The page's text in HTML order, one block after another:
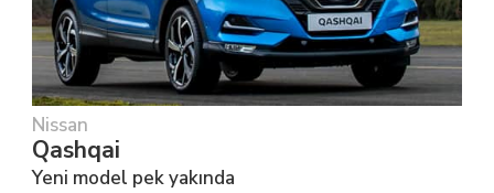
Nissan
Qashqai
Yeni model pek yakında